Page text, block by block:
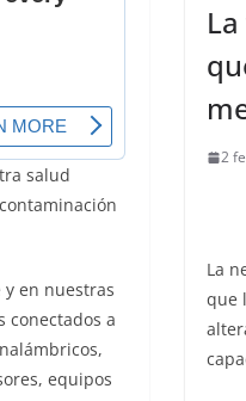
salud
y en nuestras
conectados a
equipos
2
La
que